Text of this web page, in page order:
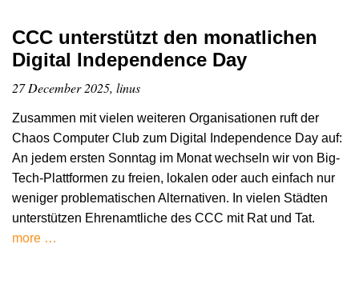
CCC unterstützt den monatlichen
Digital Independence Day
27 December 2025, linus
Zusammen mit vielen weiteren Organisationen ruft der
Chaos Computer Club zum Digital Independence Day auf:
An jedem ersten Sonntag im Monat wechseln wir von Big-
Tech-Plattformen zu freien, lokalen oder auch einfach nur
weniger problematischen Alternativen. In vielen Städten
unterstützen Ehrenamtliche des CCC mit Rat und Tat.
more …